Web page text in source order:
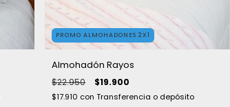
PROMO ALMOHADONES 2X1
Almohadón Rayos
$22.950 $19.900
$17.910 con Transferencia o depósito